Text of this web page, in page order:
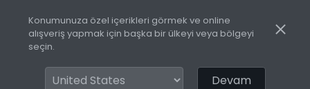
Konumunuza özel içerikleri görmek ve online
alışveriş yapmak için başka bir ülkeyi veya bölgeyi
seçin.
Devam